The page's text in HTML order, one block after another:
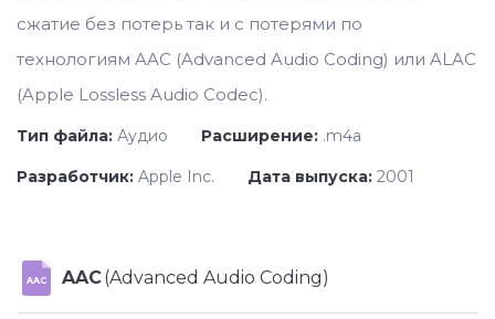
сжатие без потерь так и с потерями по
технологиям AAC (Advanced Audio Coding) или ALAC
(Apple Lossless Audio Codec).
Тип файла: Аудио Расширение: .m4a
Разработчик: Apple Inc. Дата выпуска: 2001
AAC AAC(Advanced Audio Coding)